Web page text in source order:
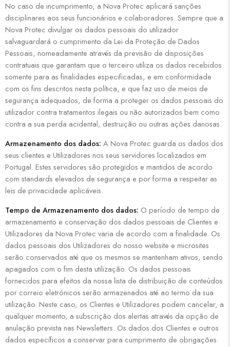
No caso de incumprimento, a Nova Protec aplicará sanções
disciplinares aos seus funcionários e colaboradores. Sempre que a
Nova Protec divulgar os dados pessoais do utilizador
salvaguardará o cumprimento da Lei da Proteção de Dados
Pessoais, nomeadamente através da previsão de disposições
contratuais que garantam que o terceiro utiliza os dados recebidos
somente para as finalidades especificadas, e em conformidade
com os fins descritos nesta política, e que faz uso de meios de
segurança adequados, de forma a proteger os dados pessoais do
utilizador contra tratamentos ilegais ou não autorizados bem como
contra a sua perda acidental, destruição ou outras ações danosas.
Armazenamento dos dados: A Nova Protec guarda os dados dos
seus clientes e Utilizadores nos seus servidores localizados em
Portugal. Estes servidores são protegidos e mantidos de acordo
com standards elevados de segurança e por forma a respeitar as
leis de privacidade aplicáveis.
Tempo de Armazenamento dos dados: O período de tempo de
armazenamento e conservação dos dados pessoais de Clientes e
Utilizadores da Nova Protec varia de acordo com a finalidade. Os
dados pessoais dos Utilizadores do nosso website e microsites
serão conservados até que os mesmos se mantenham ativos, sendo
apagados com o fim desta utilização. Os dados pessoais
fornecidos para efeitos da nossa lista de distribuição de conteúdos
por correio eletrónicos serão armazenados até ao termo da sua
utilização. Neste caso, os Clientes e Utilizadores podem cancelar, a
qualquer momento, a subscrição dos alertas através da opção de
anulação prevista nas Newsletters. Os dados dos Clientes e outros
dados específicos a conservar para cumprimento de obrigações